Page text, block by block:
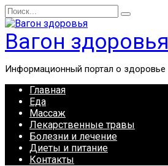
Перейти
к
содержанию
Search
for:
Вагон здоровья
Информационный портал о здоровье
Главная
Еда
Массаж
Лекарственные травы
Болезни и лечение
Диеты и питание
Контакты